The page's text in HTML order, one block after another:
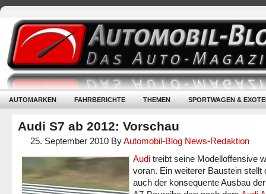
AUTOMARKEN FAHRBERICHTE THEMEN SPORTWAGEN &
Audi S7 ab 2012: Vorschau
25. September 2010 ByAutomobil-Blog News-Redaktion
Audi treibt seine Modelloffensive
voran. Ein weiterer Baustein stellt
auch der konsequente Ausbau